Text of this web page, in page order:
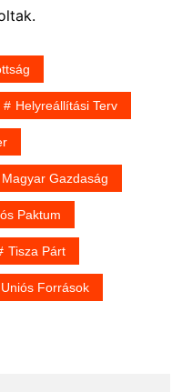
Helyreállítási Terv
Magyar Gazdaság
Paktum
Tisza Párt
Uniós Források